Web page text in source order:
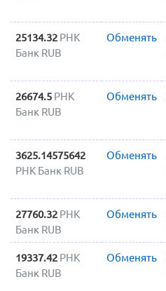
25134.32 РНК
Банк RUB
Обменять
26674.5 РНК
Банк RUB
Обменять
3625.14575642
РНК Банк RUB
Обменять
27760.32 РНК
Банк RUB
Обменять
19337.42 РНК
Банк RUB
Обменять